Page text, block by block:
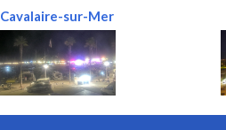
Cavalaire-sur-Mer